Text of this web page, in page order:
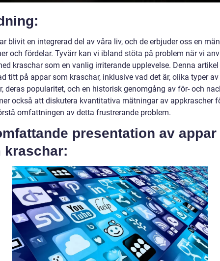
blivit en integrerad del av våra liv, och de erbjuder oss en
och fördelar. Tyvärr kan vi ibland stöta på problem när vi
kraschar som en vanlig irriterande upplevelse. Denna
titt på appar som kraschar, inklusive vad det är, olika typer av
deras popularitet, och en historisk genomgång av för- och
också att diskutera kvantitativa mätningar av appkrascher
omfattningen av detta frustrerande problem.
presentation av appar
kraschar: